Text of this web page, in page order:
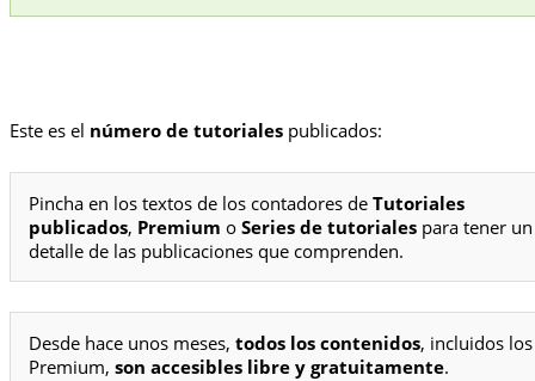
Este es el número de tutoriales publicados:
Pincha en los textos de los contadores de Tutoriales
publicados, Premium o Series de tutoriales para tener un
detalle de las publicaciones que comprenden.
Desde hace unos meses, todos los contenidos, incluidos los
Premium, son accesibles libre y gratuitamente.